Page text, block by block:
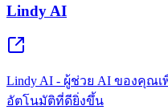
Lindy AI
Lindy AI - ผู้ช่วย AI ของคุณ
อัตโนมัติที่ดียิ่งขึ้น